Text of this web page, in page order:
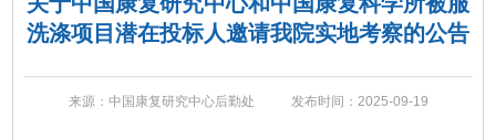
洗涤项目潜在投标人邀请我院实地考察的公告
来源：中国康复研究中心后勤处 发布时间：2025-09-19